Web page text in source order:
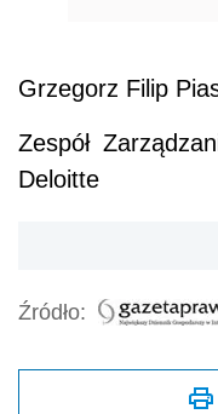
Grzegorz Filip
Zespół
Deloitte
Źródło: